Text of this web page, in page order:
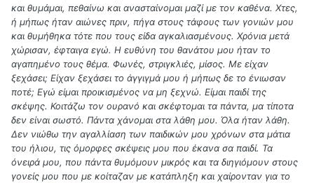
και θυμάμαι, πεθαίνω και ανασταίνομαι μαζί με τον καθένα. Χτες,
ή μήπως ήταν αιώνες πριν, πήγα στους τάφους των γονιών μου
και θυμήθηκα τότε που τους είδα αγκαλιασμένους. Χρόνια μετά
χώρισαν, έφταιγα εγώ. Η ευθύνη του θανάτου μου ήταν το
αγαπημένο τους θέμα. Φωνές, στριγκλιές, μίσος. Με είχαν
ξεχάσει; Είχαν ξεχάσει το άγγιγμά μου ή μήπως δε το ένιωσαν
ποτέ; Εγώ είμαι προικισμένος να μη ξεχνώ. Είμαι παιδί της
σκέψης. Κοιτάζω τον ουρανό και σκέφτομαι τα πάντα, μα τίποτα
δεν είναι σωστό. Πάντα χάνομαι στα λάθη μου. Όλα ήταν λάθη.
Δεν νιώθω την αγαλλίαση των παιδικών μου χρόνων στα μάτια
του ήλιου, τις όμορφες σκέψεις μου που έκανα σα παιδί. Τα
όνειρά μου, που πάντα θυμόμουν μικρός και τα διηγιόμουν στους
γονείς μου που με κοίταζαν με κατάπληξη και χαίρονταν για το